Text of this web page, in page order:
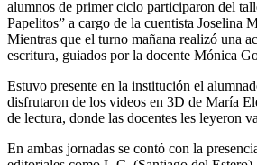
alumnos de primer ciclo participaron del
Papelitos” a cargo de la cuentista Joselina
Mientras que el turno mañana realizó una
escritura, guiados por la docente Mónica
Estuvo presente en la institución el
disfrutaron de los videos en 3D de María
de lectura, donde las docentes les leyeron
En ambas jornadas se contó con la